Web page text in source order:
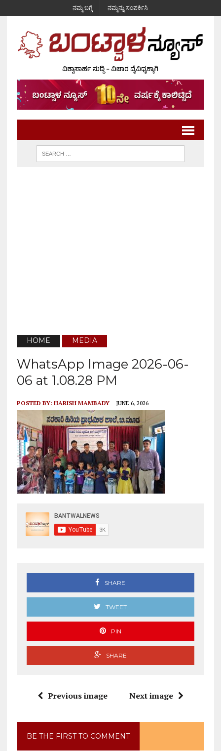
ನಮ್ಮ ಬಗ್ಗೆ ನಮ್ಮನ್ನು ಸಂಪರ್ಕಿಸಿ
HOME MEDIA
WhatsApp Image 2026-06-
06 at 1.08.28 PM
POSTED BY: HARISH MAMBADY JUNE 6, 2026
SHARE
TWEET
PIN
SHARE
Previous image Next image
BE THE FIRST TO COMMENT